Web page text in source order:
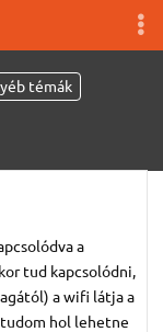
témák
a
tud kapcsolódni,
a wifi látja a
hol lehetne